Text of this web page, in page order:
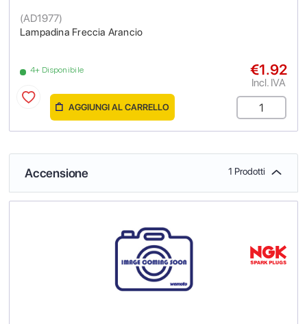
Lampadina Freccia Arancio
(AD1977)
4+ Disponibile €1.92
Incl. IVA
AGGIUNGI AL CARRELLO
Accensione 1 Prodotti